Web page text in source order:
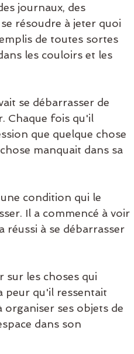
journaux, des
résoudre à jeter quoi
de toutes sortes
les couloirs et les
se débarrasser de
Chaque fois qu'il
que quelque chose
manquait dans sa
condition qui le
Il a commencé à voir
réussi à se débarrasser
sur les choses qui
peur qu'il ressentait
organiser ses objets de
dans son